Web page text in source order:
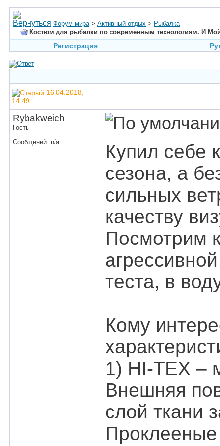
Форум мира > Активный отдых > Рыбалка
Костюм для рыбалки по современным технологиям. И
Регистрация
16.04.2018,
14:49
Rybakweich
Гость
Сообщений: n/a
Купил себе
сезона, а
сильных
качеству
Посмотрим
теста, в
Кому
1) HI-TEX –
Внешняя
слой ткани